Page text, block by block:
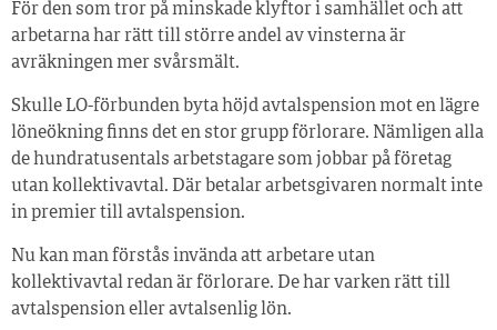
För den som tror på minskade klyftor i samhället och att
arbetarna har rätt till större andel av vinsterna är
avräkningen mer svårsmält.
Skulle LO-förbunden byta höjd avtalspension mot en lägre
löneökning finns det en stor grupp förlorare. Nämligen alla
de hundratusentals arbetstagare som jobbar på företag
utan kollektivavtal. Där betalar arbetsgivaren normalt inte
in premier till avtalspension.
Nu kan man förstås invända att arbetare utan
kollektivavtal redan är förlorare. De har varken rätt till
avtalspension eller avtalsenlig lön.